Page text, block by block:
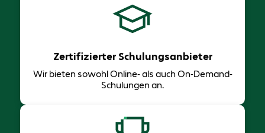
Zertifizierter Schulungsanbieter
Wir bieten sowohl Online- als auch On-Demand-
Schulungen an.